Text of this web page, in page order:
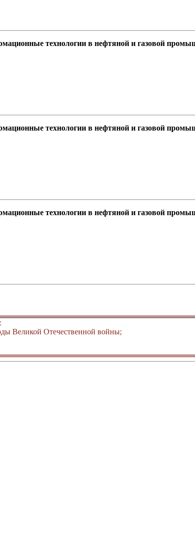
технологии в нефтяной и газовой
технологии в нефтяной и газовой
технологии в нефтяной и газовой
Великой Отечественной войны;